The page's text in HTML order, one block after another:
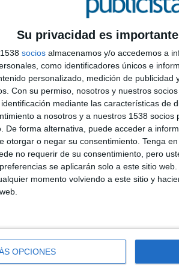
Su privacidad es
socios almacenamos y/o accedemos a
como identificadores únicos e
personalizado, medición de publicidad
Con su permiso, nosotros y nuestros
mediante las características de
a nosotros y a nuestros 1538
De forma alternativa, puede acceder a
otorgar o negar su consentimiento. Tenga
no requerir de su consentimiento, pero
se aplicarán solo a este sitio
momento volviendo a este sitio y
OPCIONES
6,1% de la inversión en publicidad digital, en opinión de los
de Compra Programática, Real Time Biding (RTB) y
(Índice de Percepción de la Situación Económica) se
100, el máximo posible, que se alcanzó en abril.
IPMP (Índice de Percepción del Mercado Publicitario) se
en un valor algo inferior (no llega a tres puntos) al que se
así como la comparación con las previsiones
una mejora; un signo – (que este mes no se produce en
evolución.